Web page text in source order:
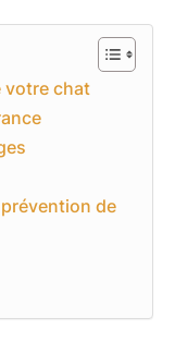
votre chat
de